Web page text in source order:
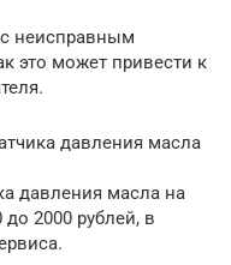
неисправным
это может привести к
давления масла
давления масла на
2000 рублей, в